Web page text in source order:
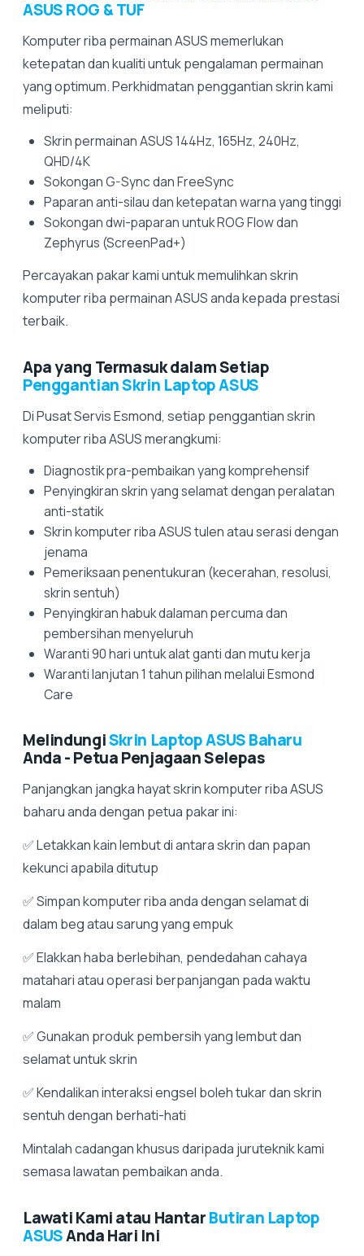
ASUS ROG & TUF
Komputer riba permainan ASUS memerlukan
ketepatan dan kualiti untuk pengalaman permainan
yang optimum. Perkhidmatan penggantian skrin kami
meliputi:
Skrin permainan ASUS 144Hz, 165Hz, 240Hz,
QHD/4K
Sokongan G-Sync dan FreeSync
Paparan anti-silau dan ketepatan warna yang tinggi
Sokongan dwi-paparan untuk ROG Flow dan
Zephyrus (ScreenPad+)
Percayakan pakar kami untuk memulihkan skrin
komputer riba permainan ASUS anda kepada prestasi
terbaik.
Apa yang Termasuk dalam Setiap
Penggantian Skrin Laptop ASUS
Di Pusat Servis Esmond, setiap penggantian skrin
komputer riba ASUS merangkumi:
Diagnostik pra-pembaikan yang komprehensif
Penyingkiran skrin yang selamat dengan peralatan
anti-statik
Skrin komputer riba ASUS tulen atau serasi dengan
jenama
Pemeriksaan penentukuran (kecerahan, resolusi,
skrin sentuh)
Penyingkiran habuk dalaman percuma dan
pembersihan menyeluruh
Waranti 90 hari untuk alat ganti dan mutu kerja
Waranti lanjutan 1 tahun pilihan melalui Esmond
Care
MelindungiSkrin Laptop ASUS Baharu
Anda - Petua Penjagaan Selepas
Panjangkan jangka hayat skrin komputer riba ASUS
baharu anda dengan petua pakar ini:
✅ Letakkan kain lembut di antara skrin dan papan
kekunci apabila ditutup
✅ Simpan komputer riba anda dengan selamat di
dalam beg atau sarung yang empuk
✅ Elakkan haba berlebihan, pendedahan cahaya
matahari atau operasi berpanjangan pada waktu
malam
✅ Gunakan produk pembersih yang lembut dan
selamat untuk skrin
✅ Kendalikan interaksi engsel boleh tukar dan skrin
sentuh dengan berhati-hati
Mintalah cadangan khusus daripada juruteknik kami
semasa lawatan pembaikan anda.
Lawati Kami atau HantarButiran Laptop
ASUSAnda Hari Ini